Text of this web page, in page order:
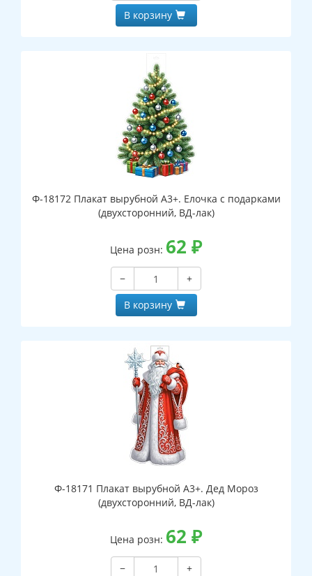
В корзину
Ф-18172 Плакат вырубной А3+. Елочка с подарками
(двухсторонний, ВД-лак)
Цена розн: 62 ₽
−
+
В корзину
Ф-18171 Плакат вырубной А3+. Дед Мороз
(двухсторонний, ВД-лак)
Цена розн: 62 ₽
−
+